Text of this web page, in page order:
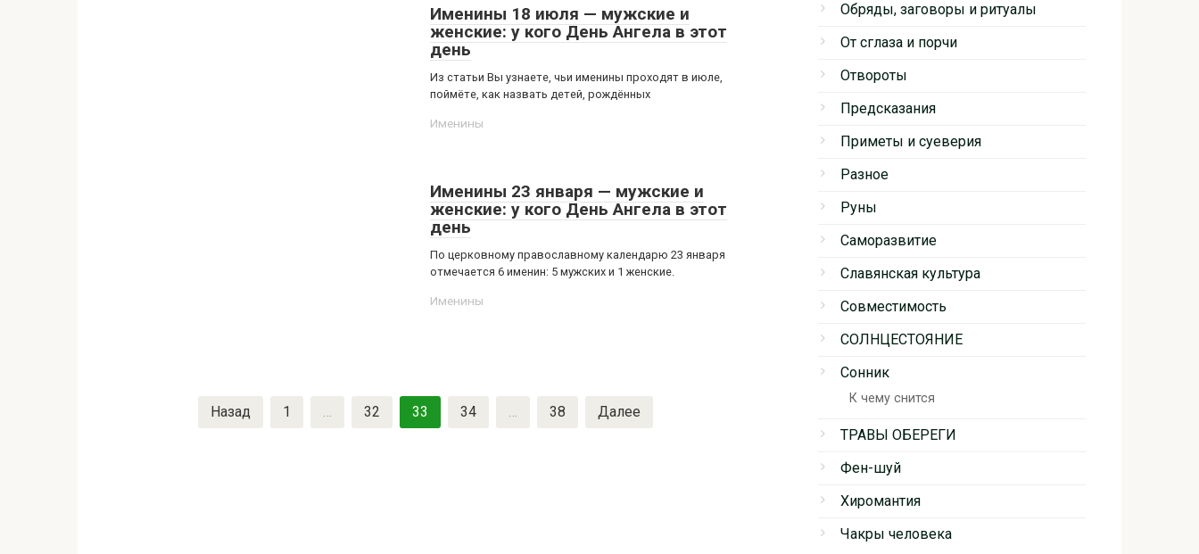
Именины 18 июля — мужские и
женские: у кого День Ангела в этот
день
Из статьи Вы узнаете, чьи именины проходят в июле,
поймёте, как назвать детей, рождённых
Именины
Именины 23 января — мужские и
женские: у кого День Ангела в этот
день
По церковному православному календарю 23 января
отмечается 6 именин: 5 мужских и 1 женские.
Именины
Назад 1 … 32 33 34 … 38 Далее
Обряды, заговоры и ритуалы
От сглаза и порчи
Отвороты
Предсказания
Приметы и суеверия
Разное
Руны
Саморазвитие
Славянская культура
Совместимость
СОЛНЦЕСТОЯНИЕ
Сонник
К чему снится
ТРАВЫ ОБЕРЕГИ
Фен-шуй
Хиромантия
Чакры человека